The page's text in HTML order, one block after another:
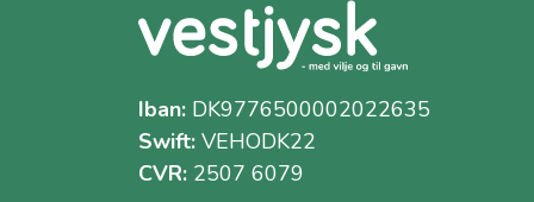
Iban:DK9776500002022635
Swift:VEHODK22
CVR:2507 6079